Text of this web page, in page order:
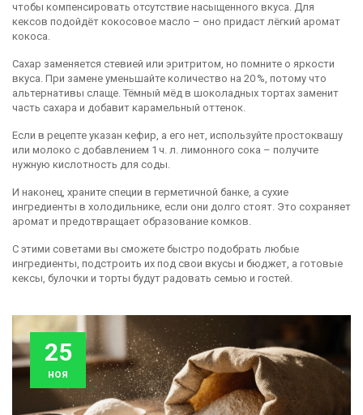
чтобы компенсировать отсутствие насыщенного вкуса. Для
кексов подойдёт кокосовое масло – оно придаст лёгкий аромат
кокоса.
Сахар заменяется стевией или эритритом, но помните о яркости
вкуса. При замене уменьшайте количество на 20 %, потому что
альтернативы слаще. Тёмный мёд в шоколадных тортах заменит
часть сахара и добавит карамельный оттенок.
Если в рецепте указан кефир, а его нет, используйте простоквашу
или молоко с добавлением 1 ч. л. лимонного сока – получите
нужную кислотность для соды.
И наконец, храните специи в герметичной банке, а сухие
ингредиенты в холодильнике, если они долго стоят. Это сохраняет
аромат и предотвращает образование комков.
С этими советами вы сможете быстро подобрать любые
ингредиенты, подстроить их под свои вкусы и бюджет, а готовые
кексы, булочки и торты будут радовать семью и гостей.
25
ноя